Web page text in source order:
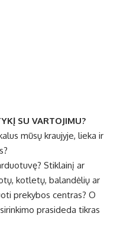
SU VARTOJIMU?
mūsų kraujyje, lieka ir
Stiklainį ar
kotletų, balandėlių ar
prekybos centras? O
prasideda tikras